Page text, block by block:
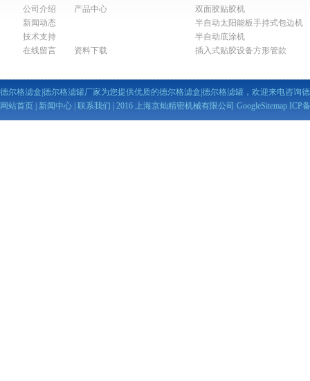
公司介绍
产品中心
新闻动态
技术支持
在线留言
资料下载
双面胶贴胶机
半自动太阳能板手持式包边机
半自动底涂机
插入式贴胶设备方形管款
德尔格滤盒|德尔格滤罐厂家为您提供优质的德尔格滤盒|德尔格滤罐，欢迎来电咨询
网站首页
新闻中心 联系我们 | 2016 上海京灿精密机械有限公司 GoogleSitemap ICP